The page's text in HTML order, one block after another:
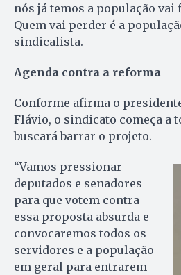
nós já temos a população vai
Quem vai perder é a
sindicalista.
Agenda contra a reforma
Conforme afirma o
Flávio, o sindicato começa a
buscará barrar o projeto.
“Vamos pressionar
deputados e senadores
para que votem contra
essa proposta absurda e
convocaremos todos os
servidores e a população
em geral para entrarem